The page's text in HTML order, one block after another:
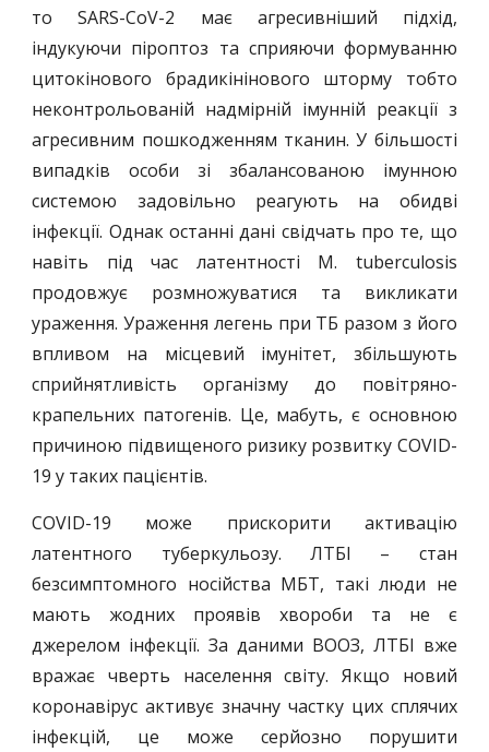
то SARS-CoV-2 має агресивніший підхід,
індукуючи піроптоз та сприяючи формуванню
цитокінового брадикінінового шторму тобто
неконтрольованій надмірній імунній реакції з
агресивним пошкодженням тканин. У більшості
випадків особи зі збалансованою імунною
системою задовільно реагують на обидві
інфекції. Однак останні дані свідчать про те, що
навіть під час латентності М. tuberculosis
продовжує розмножуватися та викликати
ураження. Ураження легень при ТБ разом з його
впливом на місцевий імунітет, збільшують
сприйнятливість організму до повітряно-
крапельних патогенів. Це, мабуть, є основною
причиною підвищеного ризику розвитку COVID-
19 у таких пацієнтів.
COVID-19 може прискорити активацію
латентного туберкульозу. ЛТБІ – стан
безсимптомного носійства МБТ, такі люди не
мають жодних проявів хвороби та не є
джерелом інфекції. За даними ВООЗ, ЛТБІ вже
вражає чверть населення світу. Якщо новий
коронавірус активує значну частку цих сплячих
інфекцій, це може серйозно порушити